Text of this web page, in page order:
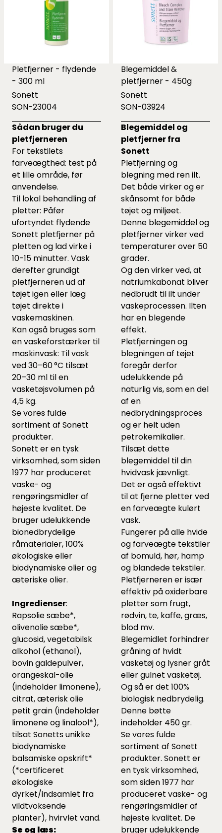
Pletfjerner - flydende
- 300 ml
Sonett
SON-23004
Sådan bruger du
pletfjerneren
For tekstilets
farveægthed: test på
et lille område, før
anvendelse.
Til lokal behandling af
pletter: Påfør
ufortyndet flydende
Sonett pletfjerner på
pletten og lad virke i
10-15 minutter. Vask
derefter grundigt
pletfjerneren ud af
tøjet igen eller læg
tøjet direkte i
vaskemaskinen.
Kan også bruges som
en vaskeforstærker til
maskinvask: Til vask
ved 30–60 °C tilsæt
20–30 ml til en
vasketøjsvolumen på
4,5 kg.
Se vores fulde
sortiment af Sonett
produkter.
Sonett er en tysk
virksomhed, som siden
1977 har produceret
vaske- og
rengøringsmidler af
højeste kvalitet. De
bruger udelukkende
bionedbrydelige
råmaterialer, 100%
økologiske eller
biodynamiske olier og
æteriske olier.
Ingredienser:
Rapsolie sæbe*,
olivenolie sæbe*,
glucosid, vegetabilsk
alkohol (ethanol),
bovin galdepulver,
orangeskal-olie
(indeholder limonene),
citrat, æterisk olie
petit grain (indeholder
limonene og linalool*),
tilsat Sonetts unikke
biodynamiske
balsamiske opskrift*
(*certificeret
økologiske
dyrket/indsamlet fra
vildtvoksende
planter), hvirvlet vand.
Se og læs:
Blegemiddel &
pletfjerner - 450g
Sonett
SON-03924
Blegemiddel og
pletfjerner fra
Sonett
Pletfjerning og
blegning med ren ilt.
Det både virker og er
skånsomt for både
tøjet og miljøet.
Denne blegemiddel og
pletfjerner virker ved
temperaturer over 50
grader.
Og den virker ved, at
natriumkabonat bliver
nedbrudt til ilt under
vaskeprocessen. Ilten
har en blegende
effekt.
Pletfjerningen og
blegningen af tøjet
foregår derfor
udelukkende på
naturlig vis, som en del
af en
nedbrydningsproces
og er helt uden
petrokemikalier.
Tilsæt dette
blegemiddel til din
hvidvask jævnligt.
Det er også effektivt
til at fjerne pletter ved
en farveægte kulørt
vask.
Fungerer på alle hvide
og farveægte tekstiler
af bomuld, hør, hamp
og blandede tekstiler.
Pletfjerneren er især
effektiv på oxiderbare
pletter som frugt,
rødvin, te, kaffe, græs,
blod mv.
Blegemidlet forhindrer
gråning af hvidt
vasketøj og lysner gråt
eller gulnet vasketøj.
Og så er det 100%
biologisk nedbrydelig.
Denne bøtte
indeholder 450 gr.
Se vores fulde
sortiment af Sonett
produkter. Sonett er
en tysk virksomhed,
som siden 1977 har
produceret vaske- og
rengøringsmidler af
højeste kvalitet. De
bruger udelukkende